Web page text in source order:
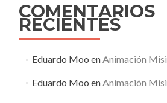
COMENTARIOS
RECIENTES
Eduardo Moo enAnimación
Eduardo Moo enAnimación